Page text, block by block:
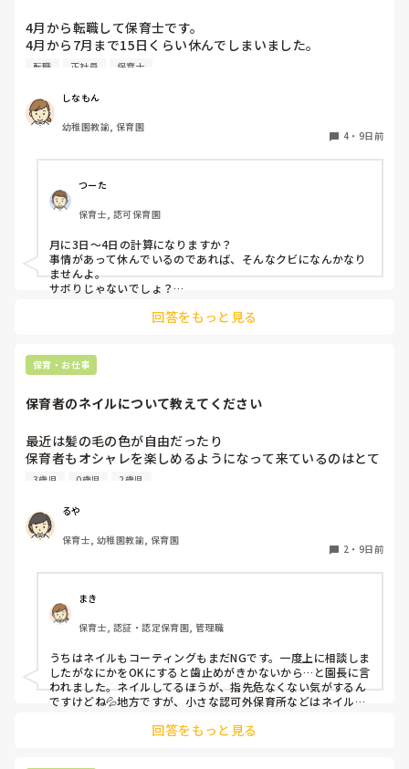
4月から転職して保育士です。
4月から7月まで15日くらい休んでしまいました。
同じクラスの先生いるのですが、いい気しないと思います。
転職 正社員 保育士
しなもん
幼稚園教諭, 保育園
4 ・ 9日前
つーた
保育士, 認可保育園
月に3日〜4日の計算になりますか？
事情があって休んでいるのであれば、そんなクビになんかなり
ませんよ。
サボりじゃないでしょ？
同じクラスの先生が、もしも今後、いい気がしないと言葉にし
いいと思います。
からの振る舞いだと思いますよ。
も大事かと。
憶測で考えて妄想を広げないことです。
デマがいつのまにか事実のようになってしまうのは、人間の思
回答をもっと見る
保育・お仕事
保育者のネイルについて教えてください
最近は髪の毛の色が自由だったり
保育者もオシャレを楽しめるようになって来ているのはとて
も良いことだと思っているのですが、
今の園では一応まだNGにはなっているのですが、
爪が弱いからコーティングしていないと割れちゃう、とか
色々理由がありつつ地味目のネイルを暗黙の了解でしている
最近はプールがあったりと素足になることが多いのですが、
足は煌びやかなネイルになっています。笑
そもそもどうしてネイルがNGだったんだっけ？とだんだん
わからなくなって来ました笑
他の園ではどのような感じなのか教えていただけたら嬉しい
です。
3歳児 0歳児 2歳児
るや
保育士, 幼稚園教諭, 保育園
2 ・ 9日前
まき
保育士, 認証・認定保育園, 管理職
うちはネイルもコーティングもまだNGです。一度上に相談しま
したがなにかをOKにすると歯止めがきかないから…と園長に言
われました。ネイルしてるほうが、指先危なくない気がするん
ですけどね💦地方ですが、小さな認可外保育所などはネイル
回答をもっと見る